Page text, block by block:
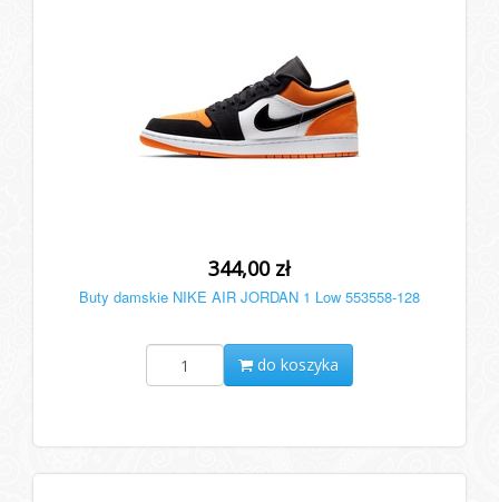
344,00 zł
Buty damskie NIKE AIR JORDAN 1 Low 553558-128
do koszyka